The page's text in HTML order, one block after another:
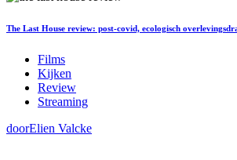
The Last House review: post-covid, ecologisch
Films
Kijken
Review
Streaming
doorElien Valcke